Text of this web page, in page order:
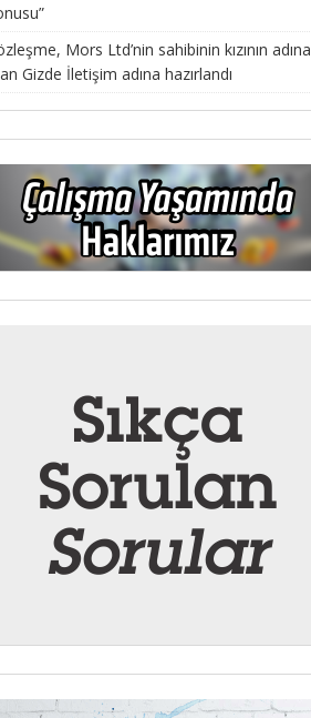
Mors Ltd’nin sahibinin kızının adına
Gizde İletişim adına hazırlandı